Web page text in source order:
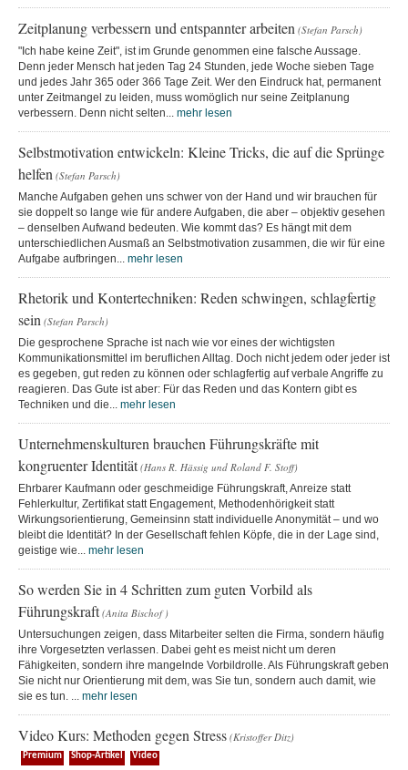
Zeitplanung verbessern und entspannter arbeiten (Stefan Parsch)
"Ich habe keine Zeit", ist im Grunde genommen eine falsche Aussage.
Denn jeder Mensch hat jeden Tag 24 Stunden, jede Woche sieben Tage
und jedes Jahr 365 oder 366 Tage Zeit. Wer den Eindruck hat, permanent
unter Zeitmangel zu leiden, muss womöglich nur seine Zeitplanung
verbessern. Denn nicht selten... mehr lesen
Selbstmotivation entwickeln: Kleine Tricks, die auf die Sprünge
helfen (Stefan Parsch)
Manche Aufgaben gehen uns schwer von der Hand und wir brauchen für
sie doppelt so lange wie für andere Aufgaben, die aber – objektiv gesehen
– denselben Aufwand bedeuten. Wie kommt das? Es hängt mit dem
unterschiedlichen Ausmaß an Selbstmotivation zusammen, die wir für eine
Aufgabe aufbringen... mehr lesen
Rhetorik und Kontertechniken: Reden schwingen, schlagfertig
sein (Stefan Parsch)
Die gesprochene Sprache ist nach wie vor eines der wichtigsten
Kommunikationsmittel im beruflichen Alltag. Doch nicht jedem oder jeder ist
es gegeben, gut reden zu können oder schlagfertig auf verbale Angriffe zu
reagieren. Das Gute ist aber: Für das Reden und das Kontern gibt es
Techniken und die... mehr lesen
Unternehmenskulturen brauchen Führungskräfte mit
kongruenter Identität (Hans R. Hässig und Roland F. Stoff)
Ehrbarer Kaufmann oder geschmeidige Führungskraft, Anreize statt
Fehlerkultur, Zertifikat statt Engagement, Methodenhörigkeit statt
Wirkungsorientierung, Gemeinsinn statt individuelle Anonymität – und wo
bleibt die Identität? In der Gesellschaft fehlen Köpfe, die in der Lage sind,
geistige wie... mehr lesen
So werden Sie in 4 Schritten zum guten Vorbild als
Führungskraft (Anita Bischof )
Untersuchungen zeigen, dass Mitarbeiter selten die Firma, sondern häufig
ihre Vorgesetzten verlassen. Dabei geht es meist nicht um deren
Fähigkeiten, sondern ihre mangelnde Vorbildrolle. Als Führungskraft geben
Sie nicht nur Orientierung mit dem, was Sie tun, sondern auch damit, wie
sie es tun. ... mehr lesen
Video Kurs: Methoden gegen Stress (Kristoffer Ditz)
Premium Shop-Artikel Video